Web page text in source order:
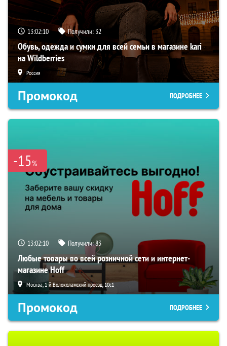
13:02:09 Получили: 32
Обувь, одежда и сумки для всей семьи в магазине kari
на Wildberries
Россия
Промокод ПОДРОБНЕЕ
-15%
13:02:09 Получили:83
Любые товары во всей розничной сети и интернет-
магазине Hoff
Москва, 1-й Волоколамский проезд, 10с1
Промокод ПОДРОБНЕЕ